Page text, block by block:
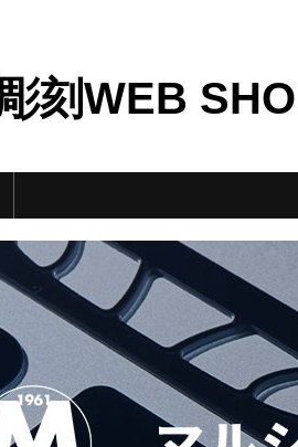
刻WEB